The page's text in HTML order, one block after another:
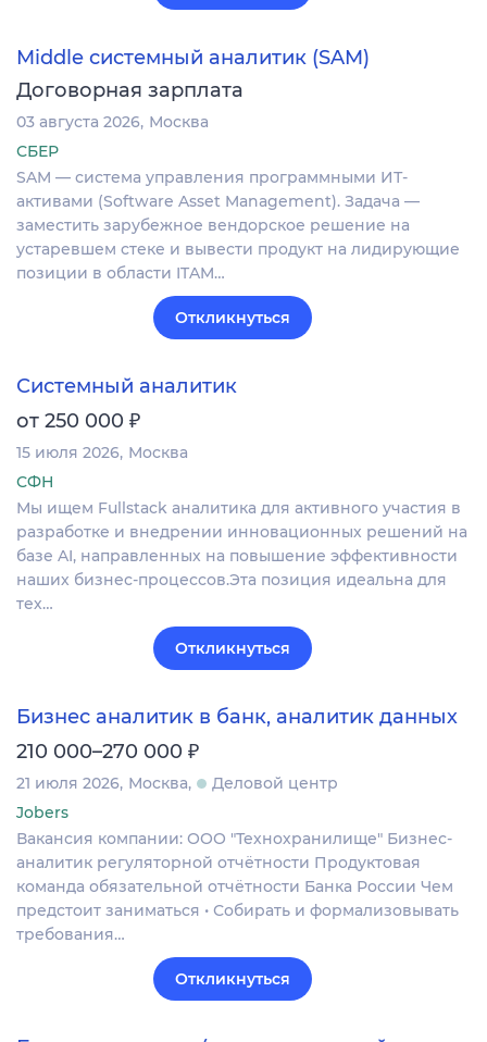
Middle системный аналитик (SAM)
Договорная зарплата
03 августа 2026 Москва
СБЕР
SAM — система управления программными ИТ-
активами (Software Asset Management). Задача —
заместить зарубежное вендорское решение на
устаревшем стеке и вывести продукт на лидирующие
позиции в области ITAM…
Откликнуться
Системный аналитик
от 250 000 ₽
15 июля 2026 Москва
СФН
Мы ищем Fullstack аналитика для активного участия в
разработке и внедрении инновационных решений на
базе AI, направленных на повышение эффективности
наших бизнес-процессов.Эта позиция идеальна для
тех…
Откликнуться
Бизнес аналитик в банк, аналитик данных
210 000–270 000 ₽
21 июля 2026 Москва
Деловой центр
Jobers
Вакансия компании: ООО "Технохранилище" Бизнес-
аналитик регуляторной отчётности Продуктовая
команда обязательной отчётности Банка России Чем
предстоит заниматься • Собирать и формализовывать
требования…
Откликнуться